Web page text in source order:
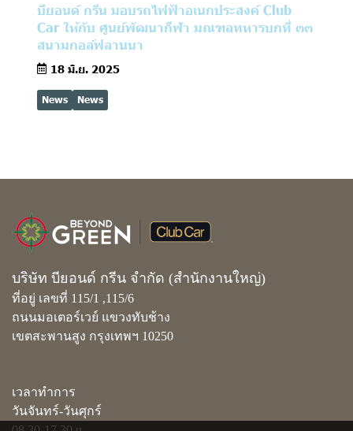
บียอนด์ กรีน มอบรถไฟฟ้าอเนกประสงค์ Club
Car ให้กับ ศูนย์พัฒนากีฬา มณฑลทหารบกที่ ๓๓
สนามกอล์ฟลานนา
18 มิ.ย. 2025
News News
บริษัท บียอนด์ กรีน จำกัด (สำนักงานใหญ่)
ที่อยู่ เลขที่ 115/1 ,115/6
ถนนมอเตอร์เวย์ แขวงทับช้าง
เขตสะพานสูง กรุงเทพฯ 10250
เวลาทำการ
วันจันทร์-วันศุกร์